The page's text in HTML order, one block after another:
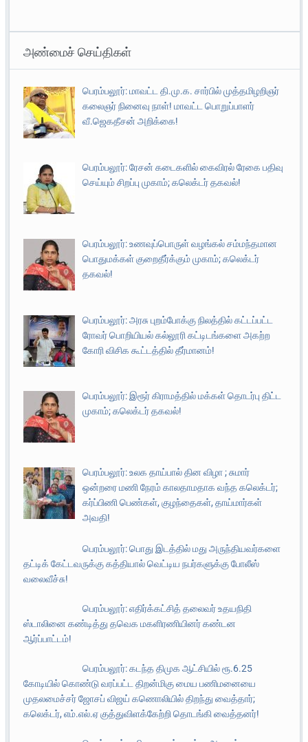
அண்மைச் செய்திகள்
பெரம்பலூர்: மாவட்ட தி.மு.க. சார்பில் முத்தமிழறிஞர்
கலைஞர் நினைவு நாள்! மாவட்ட பொறுப்பாளர்
வீ.ஜெகதீசன் அறிக்கை!
பெரம்பலூர்: ரேசன் கடைகளில் கைவிரல் ரேகை பதிவு
செய்யும் சிறப்பு முகாம்; கலெக்டர் தகவல்!
பெரம்பலூர்: உணவுப்பொருள் வழங்கல் சம்மந்தமான
பொதுமக்கள் குறைதீர்க்கும் முகாம்; கலெக்டர்
தகவல்!
பெரம்பலூர்: அரசு புறம்போக்கு நிலத்தில் கட்டப்பட்ட
ரோவர் பொறியியல் கல்லூரி கட்டிடங்களை அகற்ற
கோரி விசிக கூட்டத்தில் தீர்மானம்!
பெரம்பலூர்: இரூர் கிராமத்தில் மக்கள் தொடர்பு திட்ட
முகாம்; கலெக்டர் தகவல்!
பெரம்பலூர்: உலக தாய்பால் தின விழா ; சுமார்
ஒன்றரை மணி நேரம் காலதாமதாக வந்த கலெக்டர்;
கர்ப்பிணி பெண்கள், குழந்தைகள், தாய்மார்கள்
அவதி!
பெரம்பலூர்: பொது இடத்தில் மது அருந்தியவர்களை
தட்டிக் கேட்டவருக்கு கத்தியால் வெட்டிய நபர்களுக்கு போலீஸ்
வலைவீச்சு!
பெரம்பலூர்: எதிர்க்கட்சித் தலைவர் உதயநிதி
ஸ்டாலினை கண்டித்து தவெக மகளிரணியினர் கண்டன
ஆர்ப்பாட்டம்!
பெரம்பலூர்: கடந்த திமுக ஆட்சியில் ரூ.6.25
கோடியில் கொண்டு வரப்பட்ட திறன்மிகு மைய பணிமனையை
முதலமைச்சர் ஜோசப் விஜய் கணொலியில் திறந்து வைத்தார்;
கலெக்டர், எம்.எல்.ஏ குத்துவிளக்கேற்றி தொடங்கி வைத்தனர்!